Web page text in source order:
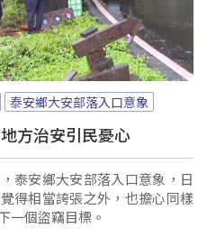
泰安鄉大安部落入口意象
方治安引民憂心
泰安鄉大安部落入口意象，日
得相當誇張之外，也擔心同樣
一個盜竊目標。